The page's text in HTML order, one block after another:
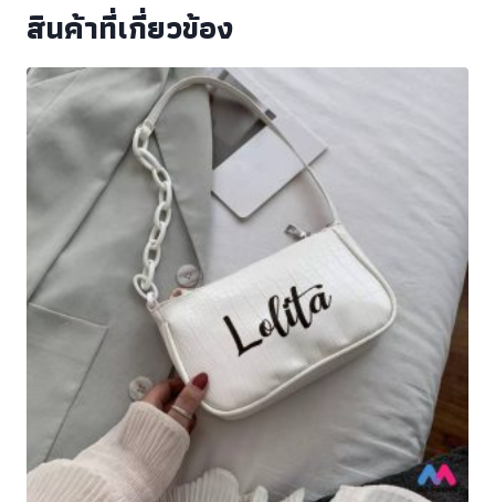
สินค้าที่เกี่ยวข้อง